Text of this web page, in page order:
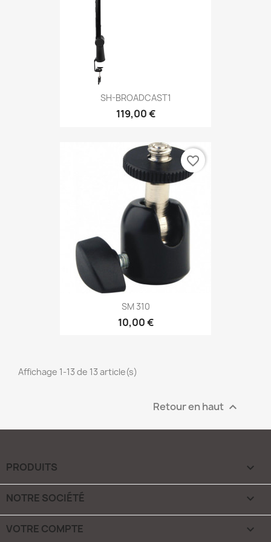
SH-BROADCAST1
119,00 €
SM 310
10,00 €
favorite_border
Affichage 1-13 de 13 article(s)
Retour en haut 
PRODUITS 
NOTRE SOCIÉTÉ 
VOTRE COMPTE 